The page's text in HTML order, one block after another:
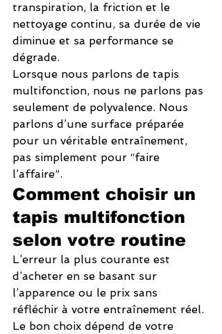
transpiration, la friction et le
nettoyage continu, sa durée de vie
diminue et sa performance se
dégrade.
Lorsque nous parlons de tapis
multifonction, nous ne parlons pas
seulement de polyvalence. Nous
parlons d’une surface préparée
pour un véritable entraînement,
pas simplement pour “faire
l’affaire”.
Comment choisir un
tapis multifonction
selon votre routine
L’erreur la plus courante est
d’acheter en se basant sur
l’apparence ou le prix sans
réfléchir à votre entraînement réel.
Le bon choix dépend de votre